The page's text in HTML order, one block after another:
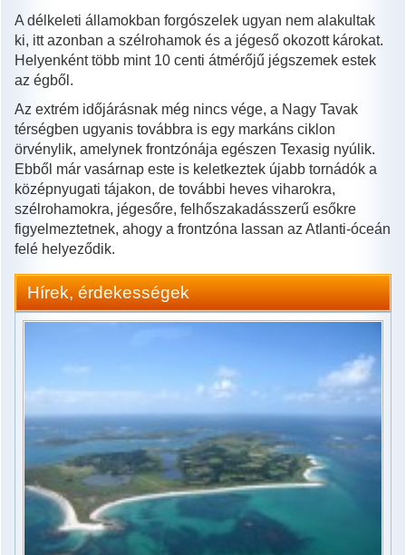
A délkeleti államokban forgószelek ugyan nem alakultak
ki, itt azonban a szélrohamok és a jégeső okozott károkat.
Helyenként több mint 10 centi átmérőjű jégszemek estek
az égből.
Az extrém időjárásnak még nincs vége, a Nagy Tavak
térségben ugyanis továbbra is egy markáns ciklon
örvénylik, amelynek frontzónája egészen Texasig nyúlik.
Ebből már vasárnap este is keletkeztek újabb tornádók a
középnyugati tájakon, de további heves viharokra,
szélrohamokra, jégesőre, felhőszakadásszerű esőkre
figyelmeztetnek, ahogy a frontzóna lassan az Atlanti-óceán
felé helyeződik.
Hírek, érdekességek